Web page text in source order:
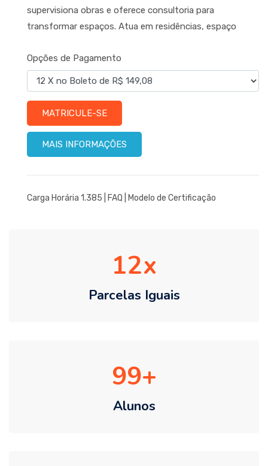
supervisiona obras e oferece consultoria para
transformar espaços. Atua em residências, espaço
Opções de Pagamento
MATRICULE-SE
MAIS INFORMAÇÕES
Carga Horária 1.385 | FAQ Modelo de Certificação
12
Parcelas Iguais
99
Alunos